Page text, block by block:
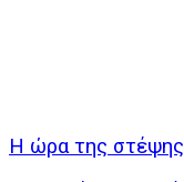
Η ώρα της στέψης